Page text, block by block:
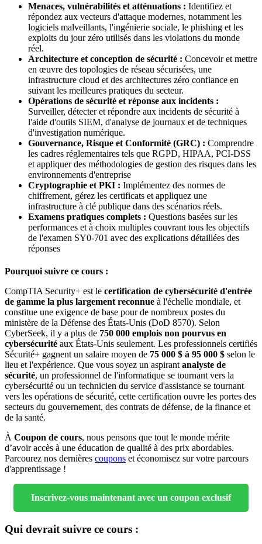
Menaces, vulnérabilités et atténuations : Identifiez et
répondez aux vecteurs d'attaque modernes, notamment les
logiciels malveillants, l'ingénierie sociale, le phishing et les
exploits du jour zéro utilisés dans les violations du monde
réel.
Architecture et conception de sécurité : Concevoir et mettre
en œuvre des topologies de réseau sécurisées, une
infrastructure cloud et des architectures zéro confiance en
suivant les meilleures pratiques du secteur.
Opérations de sécurité et réponse aux incidents :
Surveiller, détecter et répondre aux incidents de sécurité à
l'aide d'outils SIEM, d'analyse de journaux et de techniques
d'investigation numérique.
Gouvernance, Risque et Conformité (GRC) : Comprendre
les cadres réglementaires tels que RGPD, HIPAA, PCI-DSS
et appliquer des méthodologies de gestion des risques dans les
environnements d'entreprise
Cryptographie et PKI : Implémentez des normes de
chiffrement, gérez les certificats et appliquez une
infrastructure à clé publique dans des scénarios réels.
Examens pratiques complets : Questions basées sur les
performances et à choix multiples couvrant tous les objectifs
de l'examen SY0-701 avec des explications détaillées des
réponses
Pourquoi suivre ce cours :
CompTIA Security+ est le certification de cybersécurité d'entrée
de gamme la plus largement reconnue à l'échelle mondiale, et
constitue une exigence de base pour de nombreux postes du
ministère de la Défense des États-Unis (DoD 8570). Selon
CyberSeek, il y a plus de 750 000 emplois non pourvus en
cybersécurité aux États-Unis seulement. Les professionnels certifiés
Sécurité+ gagnent un salaire moyen de 75 000 $ à 95 000 $ selon le
lieu et l'expérience. Que vous soyez un aspirant analyste de
sécurité, un professionnel de l'informatique se tournant vers la
cybersécurité ou un technicien du service d'assistance se tournant
vers les opérations de sécurité, cette certification ouvre les portes des
secteurs du gouvernement, des contrats de défense, de la finance et
de la santé.
À Coupon de cours, nous pensons que tout le monde mérite
d’avoir accès à une éducation de qualité à des prix abordables.
Parcourez nos dernières coupons et économisez sur votre parcours
d'apprentissage !
Inscrivez-vous maintenant avec un coupon exclusif
Qui devrait suivre ce cours :